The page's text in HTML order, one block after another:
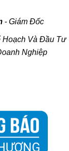
- Giám Đốc
Hoạch Và Đầu Tư
Nghiệp